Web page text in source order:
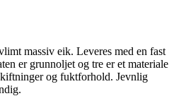
massiv eik. Leveres med en fast
er grunnoljet og tre er et materiale
og fuktforhold. Jevnlig